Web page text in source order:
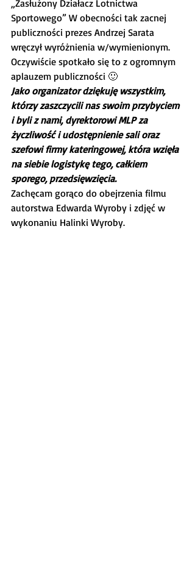
„Zasłużony Działacz Lotnictwa
Sportowego” W obecności tak zacnej
publiczności prezes Andrzej Sarata
wręczył wyróżnienia w/wymienionym.
Oczywiście spotkało się to z ogromnym
aplauzem publiczności 🙂
Jako organizator dziękuję wszystkim,
którzy zaszczycili nas swoim przybyciem
i byli z nami, dyrektorowi MLP za
życzliwość i udostępnienie sali oraz
szefowi firmy kateringowej, która wzięła
na siebie logistykę tego, całkiem
sporego, przedsięwzięcia.
Zachęcam gorąco do obejrzenia filmu
autorstwa Edwarda Wyroby i zdjęć w
wykonaniu Halinki Wyroby.